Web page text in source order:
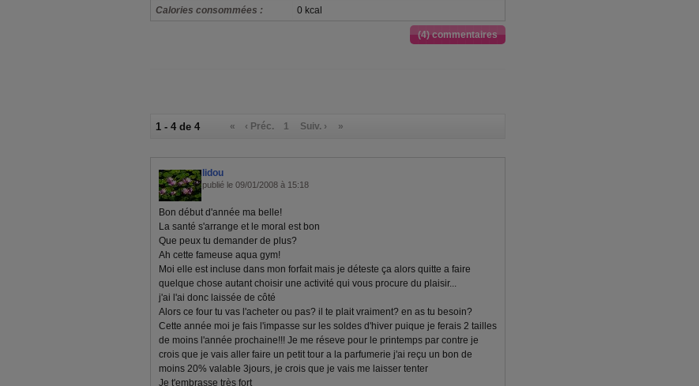
Calories consommées :
0 kcal
(4) commentaires
1 - 4 de 4 « ‹ Préc. 1 Suiv. › »
lidou
publié le 09/01/2008 à 15:18
Bon début d'année ma belle!
La santé s'arrange et le moral est bon
Que peux tu demander de plus?
Ah cette fameuse aqua gym!
Moi elle est incluse dans mon forfait mais je déteste ça alors quitte a faire
quelque chose autant choisir une activité qui vous procure du plaisir...
j'ai l'ai donc laissée de côté
Alors ce four tu vas l'acheter ou pas? il te plait vraiment? en as tu besoin?
Cette année moi je fais l'impasse sur les soldes d'hiver puique je ferais 2 tailles
de moins l'année prochaine!!! Je me réseve pour le printemps par contre je
crois que je vais aller faire un petit tour a la parfumerie j'ai reçu un bon de
moins 20% valable 3jours, je crois que je vais me laisser tenter
Je t'embrasse très fort